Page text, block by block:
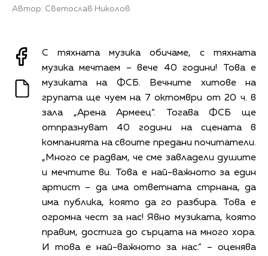
Автор: Светослав Николов
С тяхната музика обичаме, с тяхната
музика мечтаем – вече 40 години! Това е
музиката на ФСБ. Вечните хитове на
групата ще чуем на 7 октомври от 20 ч. в
зала „Арена Армеец“. Тогава ФСБ ще
отпразнуват 40 години на сцената в
компанията на своите предани почитатели.
„Много се радвам, че сме завладели душите
и мечтите ви. Това е най-важното за един
артист – да има ответната стрнана, да
има публика, която да го разбира. Това е
огромна чест за нас! Явно музиката, която
правим, достига до сърцата на много хора.
И това е най-важното за нас.“ – оценява